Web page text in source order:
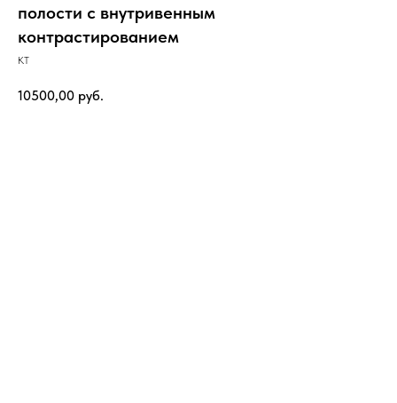
полости с внутривенным
контрастированием
КТ
10500,00 руб.